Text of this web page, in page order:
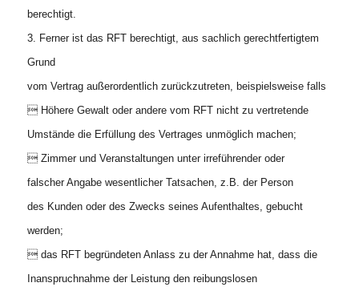
berechtigt.
3. Ferner ist das RFT berechtigt, aus sachlich gerechtfertigtem
Grund
vom Vertrag außerordentlich zurückzutreten, beispielsweise falls
 Höhere Gewalt oder andere vom RFT nicht zu vertretende
Umstände die Erfüllung des Vertrages unmöglich machen;
 Zimmer und Veranstaltungen unter irreführender oder
falscher Angabe wesentlicher Tatsachen, z.B. der Person
des Kunden oder des Zwecks seines Aufenthaltes, gebucht
werden;
 das RFT begründeten Anlass zu der Annahme hat, dass die
Inanspruchnahme der Leistung den reibungslosen